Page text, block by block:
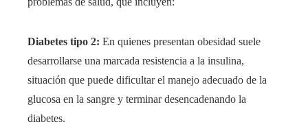
Diabetes tipo 2: En quienes presentan obesidad suele
desarrollarse una marcada resistencia a la insulina,
situación que puede dificultar el manejo adecuado de la
glucosa en la sangre y terminar desencadenando la
diabetes.